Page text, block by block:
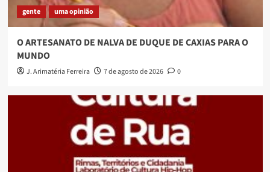
gente uma opinião
O ARTESANATO DE NALVA DE DUQUE DE CAXIAS PARA O
MUNDO
J. Arimatéria Ferreira 7 de agosto de 2026 0